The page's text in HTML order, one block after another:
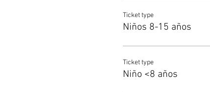
Ticket type
Niños 8-15 años
Ticket type
Niño <8 años